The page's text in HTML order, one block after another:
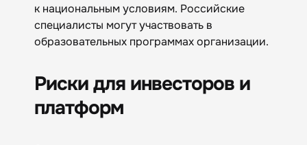
к национальным условиям. Российские
специалисты могут участвовать в
образовательных программах организации.
Риски для инвесторов и
платформ